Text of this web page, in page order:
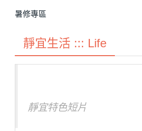
暑修專區
靜宜生活 ::: Life
靜宜特色短片